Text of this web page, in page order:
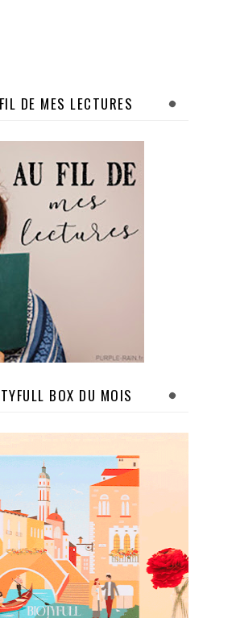
DE MES LECTURES
BOX DU MOIS